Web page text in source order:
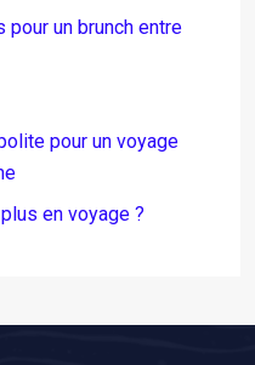
un brunch entre
pour un voyage
en voyage ?